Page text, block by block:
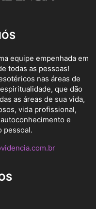
equipe empenhada em
todas as pessoas!
nas áreas de
que dão
as áreas de sua vida,
vida profissional,
e
pessoal.